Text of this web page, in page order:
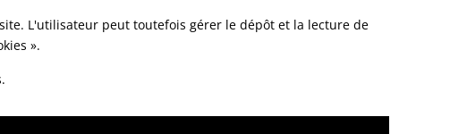
L'utilisateur peut toutefois gérer le dépôt et la lecture de
».